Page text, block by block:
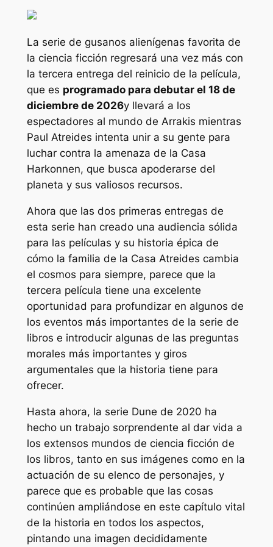
La serie de gusanos alienígenas favorita de
la ciencia ficción regresará una vez más con
la tercera entrega del reinicio de la película,
que es programado para debutar el 18 de
diciembre de 2026y llevará a los
espectadores al mundo de Arrakis mientras
Paul Atreides intenta unir a su gente para
luchar contra la amenaza de la Casa
Harkonnen, que busca apoderarse del
planeta y sus valiosos recursos.
Ahora que las dos primeras entregas de
esta serie han creado una audiencia sólida
para las películas y su historia épica de
cómo la familia de la Casa Atreides cambia
el cosmos para siempre, parece que la
tercera película tiene una excelente
oportunidad para profundizar en algunos de
los eventos más importantes de la serie de
libros e introducir algunas de las preguntas
morales más importantes y giros
argumentales que la historia tiene para
ofrecer.
Hasta ahora, la serie Dune de 2020 ha
hecho un trabajo sorprendente al dar vida a
los extensos mundos de ciencia ficción de
los libros, tanto en sus imágenes como en la
actuación de su elenco de personajes, y
parece que es probable que las cosas
continúen ampliándose en este capítulo vital
de la historia en todos los aspectos,
pintando una imagen decididamente